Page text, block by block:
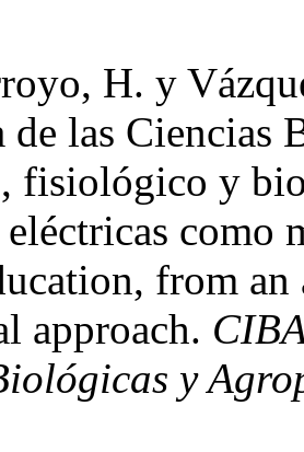
H. y
de las Ciencias
fisiológico y
eléctricas
from
approach.
y